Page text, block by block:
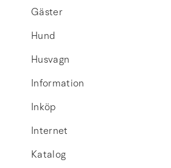
Gäster
Hund
Husvagn
Information
Inköp
Internet
Katalog